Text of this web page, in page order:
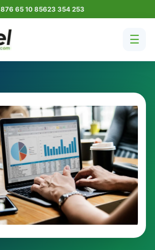
876 65 10 85623 354 253
☰